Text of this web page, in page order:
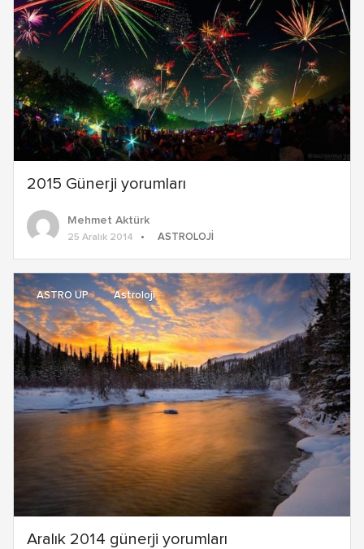
2015 Günerji yorumları
Mehmet Aktürk
25 Aralık 2014 ASTROLOJI
Aralık 2014 günerji yorumları
ASTRO UP Astroloji